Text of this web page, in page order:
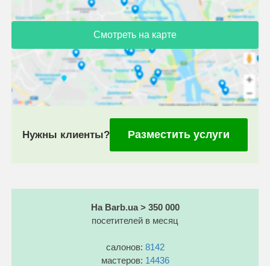
Смотреть на карте
Нужны клиенты? Разместить услуги
На Barb.ua > 350 000
посетителей в месяц
салонов: 8142
мастеров: 14436